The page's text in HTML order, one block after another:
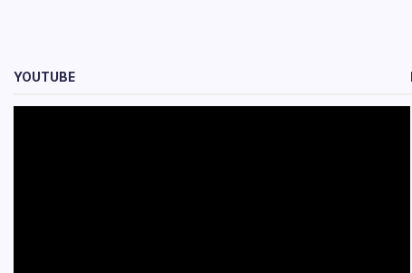
YOUTUBE